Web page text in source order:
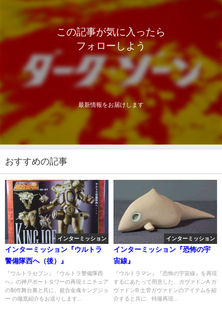
この記事が気に入ったら
フォローしよう
最新情報をお届けします
おすすめの記事
インターミッション
インターミッション『ウルトラ
警備隊西へ（後）』
『ウルトラセブン』『ウルトラ警備隊西
へ』の神戸ポートタワーの再現ミニチュア
の制作舞台裏と共に、超合金魂キングジョ
ー の徹底紹介をお送りします...
インターミッション
インターミッション『恐怖の宇
宙線』
『ウルトラマン』『恐怖の宇宙線』を再現
するにあたって用意した、ガヴァドンA ガ
ヴァドンB 土管ガヴァドンのアイテムを紹
介すると共に、特撮再現...